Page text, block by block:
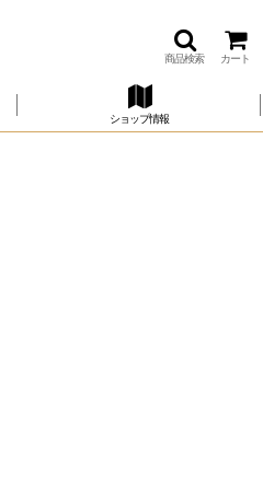
商品検索 カート
ショップ情報